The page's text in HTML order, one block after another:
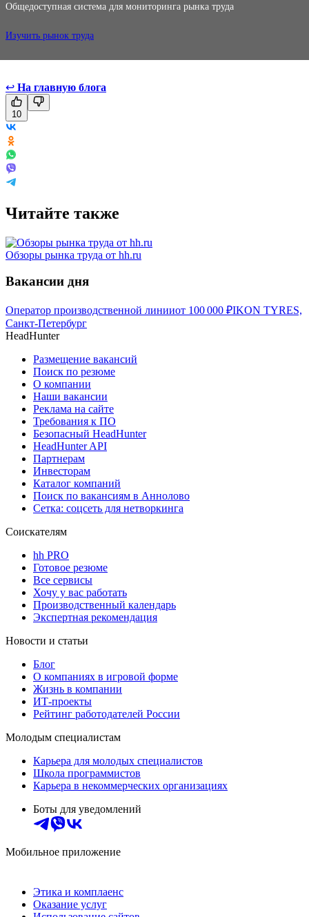
Общедоступная система для мониторинга рынка труда
Изучить рынок труда
↩ На главную блога
10
Читайте также
Обзоры рынка труда от hh.ru
Вакансии дня
Оператор производственной линииот 100 000 ₽IKON TYRES,
Санкт-Петербург
HeadHunter
Размещение вакансий
Поиск по резюме
О компании
Наши вакансии
Реклама на сайте
Требования к ПО
Безопасный HeadHunter
HeadHunter API
Партнерам
Инвесторам
Каталог компаний
Поиск по вакансиям в Аннолово
Сетка: соцсеть для нетворкинга
Соискателям
hh PRO
Готовое резюме
Все сервисы
Хочу у вас работать
Производственный календарь
Экспертная рекомендация
Новости и статьи
Блог
О компаниях в игровой форме
Жизнь в компании
ИТ-проекты
Рейтинг работодателей России
Молодым специалистам
Карьера для молодых специалистов
Школа программистов
Карьера в некоммерческих организациях
Боты для уведомлений
Мобильное приложение
Этика и комплаенс
Оказание услуг